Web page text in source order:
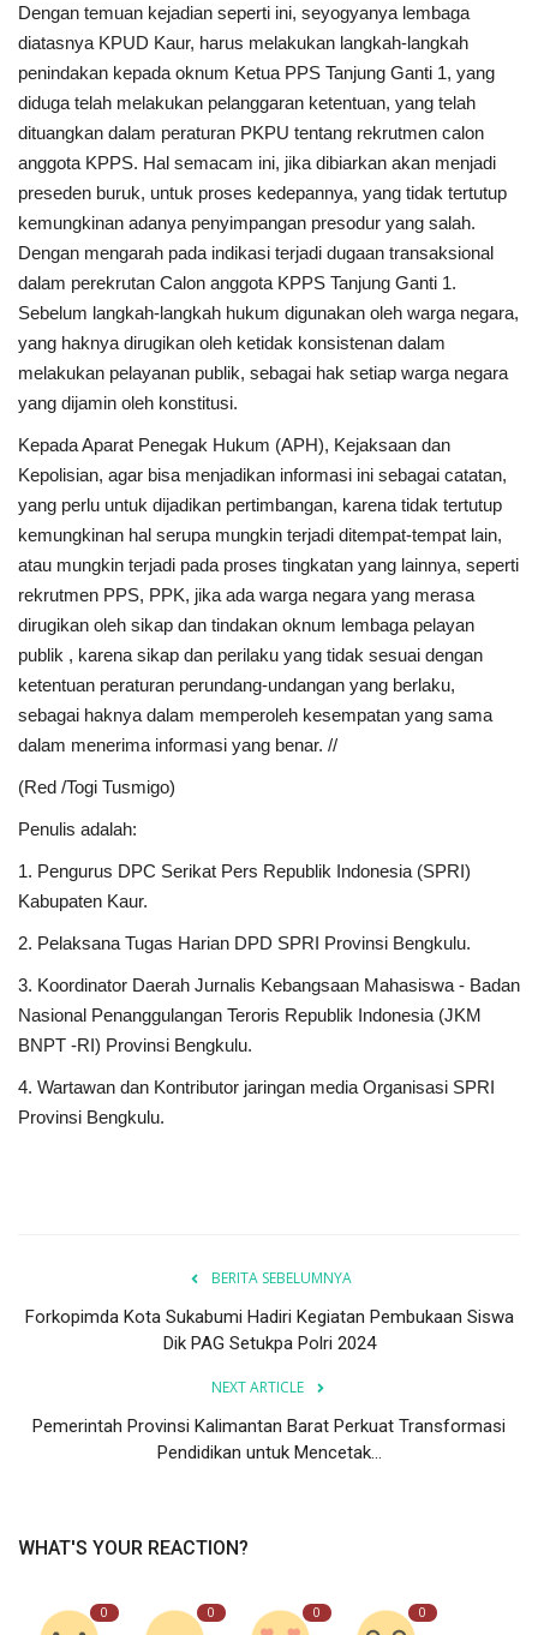
Dengan temuan kejadian seperti ini, seyogyanya lembaga
diatasnya KPUD Kaur, harus melakukan langkah-langkah
penindakan kepada oknum Ketua PPS Tanjung Ganti 1, yang
diduga telah melakukan pelanggaran ketentuan, yang telah
dituangkan dalam peraturan PKPU tentang rekrutmen calon
anggota KPPS. Hal semacam ini, jika dibiarkan akan menjadi
preseden buruk, untuk proses kedepannya, yang tidak tertutup
kemungkinan adanya penyimpangan presodur yang salah.
Dengan mengarah pada indikasi terjadi dugaan transaksional
dalam perekrutan Calon anggota KPPS Tanjung Ganti 1.
Sebelum langkah-langkah hukum digunakan oleh warga negara,
yang haknya dirugikan oleh ketidak konsistenan dalam
melakukan pelayanan publik, sebagai hak setiap warga negara
yang dijamin oleh konstitusi.
Kepada Aparat Penegak Hukum (APH), Kejaksaan dan
Kepolisian, agar bisa menjadikan informasi ini sebagai catatan,
yang perlu untuk dijadikan pertimbangan, karena tidak tertutup
kemungkinan hal serupa mungkin terjadi ditempat-tempat lain,
atau mungkin terjadi pada proses tingkatan yang lainnya, seperti
rekrutmen PPS, PPK, jika ada warga negara yang merasa
dirugikan oleh sikap dan tindakan oknum lembaga pelayan
publik , karena sikap dan perilaku yang tidak sesuai dengan
ketentuan peraturan perundang-undangan yang berlaku,
sebagai haknya dalam memperoleh kesempatan yang sama
dalam menerima informasi yang benar. //
(Red /Togi Tusmigo)
Penulis adalah:
1. Pengurus DPC Serikat Pers Republik Indonesia (SPRI)
Kabupaten Kaur.
2. Pelaksana Tugas Harian DPD SPRI Provinsi Bengkulu.
3. Koordinator Daerah Jurnalis Kebangsaan Mahasiswa - Badan
Nasional Penanggulangan Teroris Republik Indonesia (JKM
BNPT -RI) Provinsi Bengkulu.
4. Wartawan dan Kontributor jaringan media Organisasi SPRI
Provinsi Bengkulu.
BERITA SEBELUMNYA
Forkopimda Kota Sukabumi Hadiri Kegiatan Pembukaan Siswa
Dik PAG Setukpa Polri 2024
NEXT ARTICLE
Pemerintah Provinsi Kalimantan Barat Perkuat Transformasi
Pendidikan untuk Mencetak...
WHAT'S YOUR REACTION?
0 0 0 0